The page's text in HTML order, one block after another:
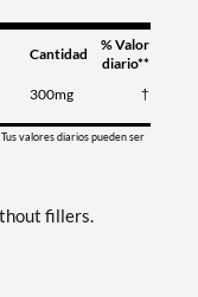
Cantidad
% Valor
diario**
300mg †
valores diarios pueden ser
fillers.